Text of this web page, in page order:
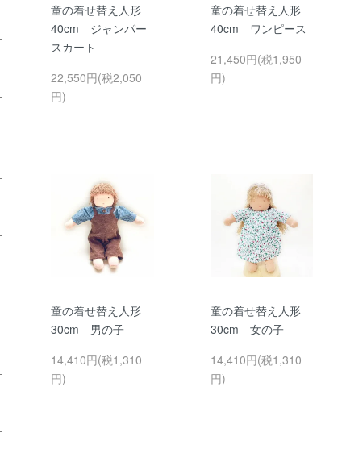
童の着せ替え人形
40cm ジャンパー
スカート
22,550円(税2,050
円)
童の着せ替え人形
40cm ワンピース
21,450円(税1,950
円)
童の着せ替え人形
30cm 男の子
14,410円(税1,310
円)
童の着せ替え人形
30cm 女の子
14,410円(税1,310
円)